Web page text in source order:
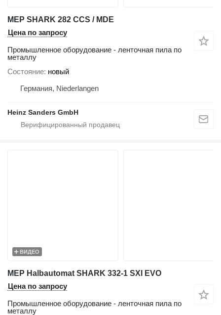
MEP SHARK 282 CCS / MDE
Цена по запросу
Промышленное оборудование - ленточная пила по
металлу
Состояние новый
Германия, Niederlangen
Heinz Sanders GmbH
ВИДЕО
MEP Halbautomat SHARK 332-1 SXI EVO
Цена по запросу
Промышленное оборудование - ленточная пила по
металлу